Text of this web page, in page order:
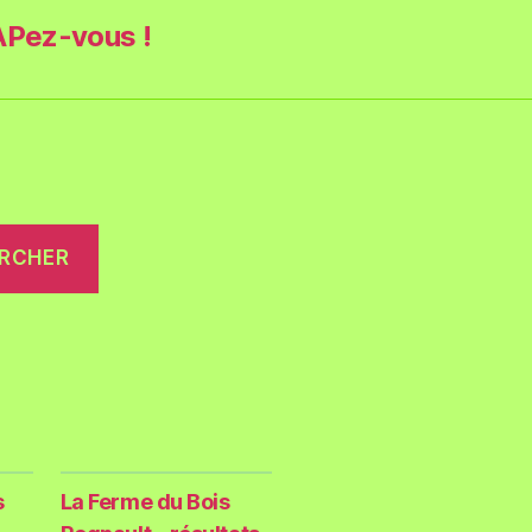
vous !
La Ferme du Bois